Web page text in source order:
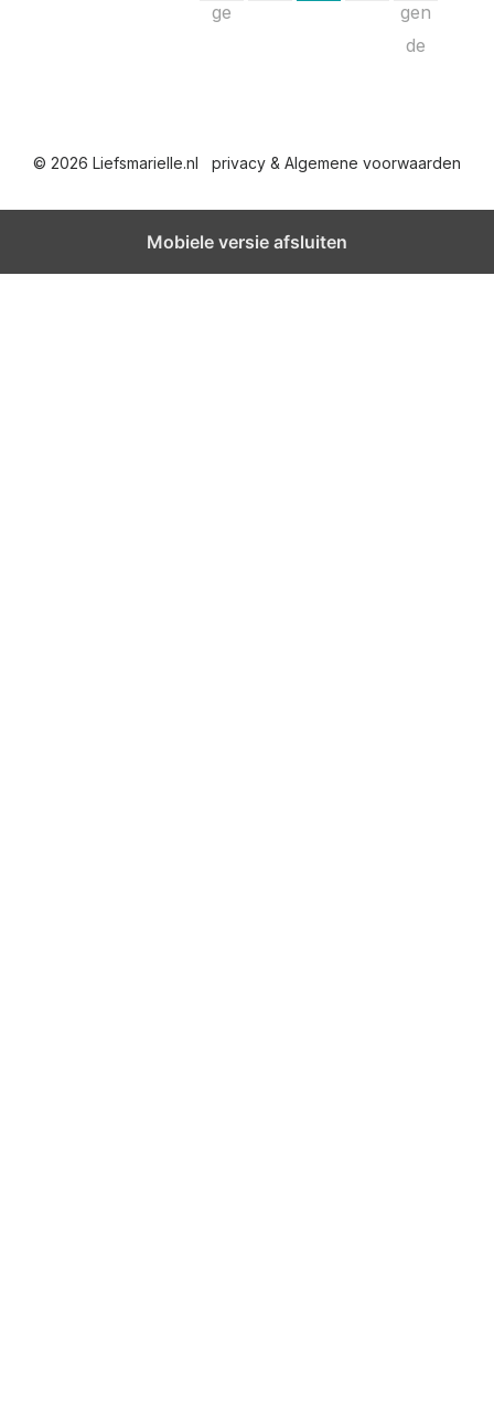
h
t
ge
gen
de
© 2026 Liefsmarielle.nl privacy & Algemene voorwaarden
Mobiele versie afsluiten